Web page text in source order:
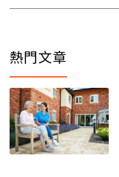
熱門文章